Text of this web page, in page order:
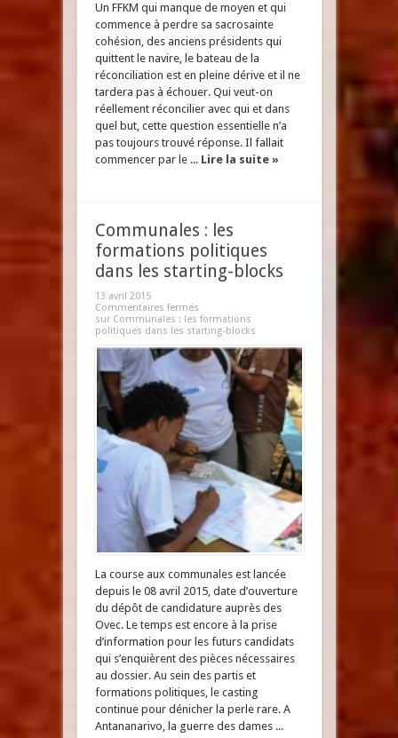
Un FFKM qui manque de moyen et qui
commence à perdre sa sacrosainte
cohésion, des anciens présidents qui
quittent le navire, le bateau de la
réconciliation est en pleine dérive et il ne
tardera pas à échouer. Qui veut-on
réellement réconcilier avec qui et dans
quel but, cette question essentielle n’a
pas toujours trouvé réponse. Il fallait
commencer par le ... Lire la suite »
Communales : les
formations politiques
dans les starting-blocks
13 avril 2015
Commentaires fermés
sur Communales : les formations
politiques dans les starting-blocks
La course aux communales est lancée
depuis le 08 avril 2015, date d’ouverture
du dépôt de candidature auprès des
Ovec. Le temps est encore à la prise
d’information pour les futurs candidats
qui s’enquièrent des pièces nécessaires
au dossier. Au sein des partis et
formations politiques, le casting
continue pour dénicher la perle rare. A
Antananarivo, la guerre des dames ...